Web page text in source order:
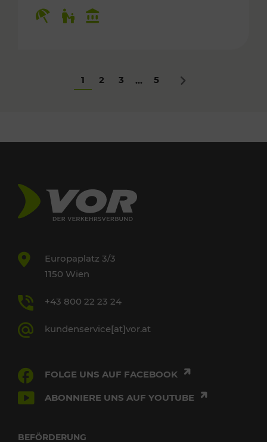
1 2 3 ... 5 Nächstes
Europaplatz 3/3
1150 Wien
+43 800 22 23 24
kundenservice[at]vor.at
FOLGE UNS AUF FACEBOOK
ABONNIERE UNS AUF YOUTUBE
BEFÖRDERUNG